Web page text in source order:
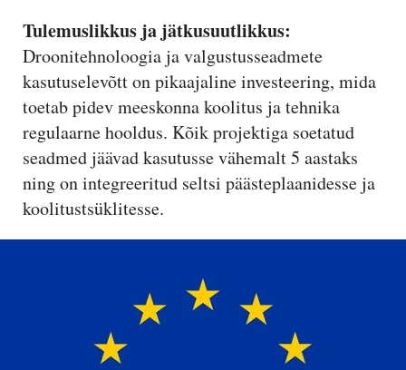
Tulemuslikkus ja jätkusuutlikkus:
Droonitehnoloogia ja valgustusseadmete
kasutuselevõtt on pikaajaline investeering, mida
toetab pidev meeskonna koolitus ja tehnika
regulaarne hooldus. Kõik projektiga soetatud
seadmed jäävad kasutusse vähemalt 5 aastaks
ning on integreeritud seltsi päästeplaanidesse ja
koolitustsüklitesse.